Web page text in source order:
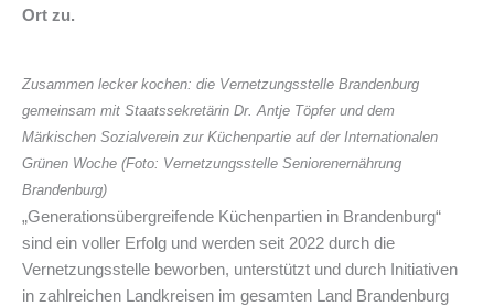
Ort zu.
Zusammen lecker kochen: die Vernetzungsstelle Brandenburg
gemeinsam mit Staatssekretärin Dr. Antje Töpfer und dem
Märkischen Sozialverein zur Küchenpartie auf der Internationalen
Grünen Woche (Foto: Vernetzungsstelle Seniorenernährung
Brandenburg)
„Generationsübergreifende Küchenpartien in Brandenburg“
sind ein voller Erfolg und werden seit 2022 durch die
Vernetzungsstelle beworben, unterstützt und durch Initiativen
in zahlreichen Landkreisen im gesamten Land Brandenburg